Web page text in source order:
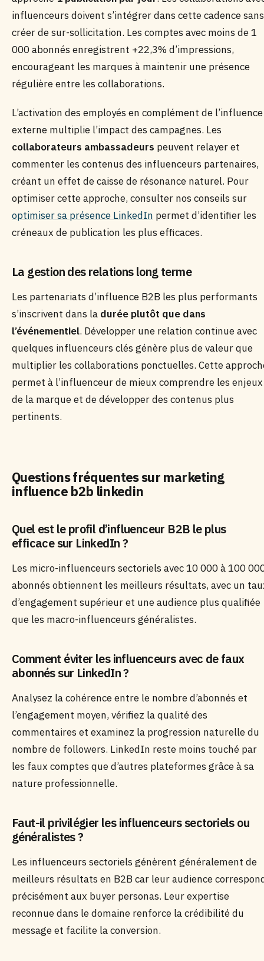
influenceurs doivent s’intégrer dans cette cadence sans
créer de sur-sollicitation. Les comptes avec moins de 1
000 abonnés enregistrent +22,3% d’impressions,
encourageant les marques à maintenir une présence
régulière entre les collaborations.
L’activation des employés en complément de l’influence
externe multiplie l’impact des campagnes. Les
collaborateurs ambassadeurs peuvent relayer et
commenter les contenus des influenceurs partenaires,
créant un effet de caisse de résonance naturel. Pour
optimiser cette approche, consulter nos conseils sur
optimiser sa présence LinkedIn permet d’identifier les
créneaux de publication les plus efficaces.
La gestion des relations long terme
Les partenariats d’influence B2B les plus performants
s’inscrivent dans la durée plutôt que dans
l’événementiel. Développer une relation continue avec
quelques influenceurs clés génère plus de valeur que
multiplier les collaborations ponctuelles. Cette
permet à l’influenceur de mieux comprendre les enjeux
de la marque et de développer des contenus plus
pertinents.
Questions fréquentes sur marketing
influence b2b linkedin
Quel est le profil d’influenceur B2B le plus
efficace sur LinkedIn ?
Les micro-influenceurs sectoriels avec 10 000 à 100
abonnés obtiennent les meilleurs résultats, avec un
d’engagement supérieur et une audience plus qualifiée
que les macro-influenceurs généralistes.
Comment éviter les influenceurs avec de faux
abonnés sur LinkedIn ?
Analysez la cohérence entre le nombre d’abonnés et
l’engagement moyen, vérifiez la qualité des
commentaires et examinez la progression naturelle du
nombre de followers. LinkedIn reste moins touché par
les faux comptes que d’autres plateformes grâce à sa
nature professionnelle.
Faut-il privilégier les influenceurs sectoriels ou
généralistes ?
Les influenceurs sectoriels génèrent généralement de
meilleurs résultats en B2B car leur audience
précisément aux buyer personas. Leur expertise
reconnue dans le domaine renforce la crédibilité du
message et facilite la conversion.